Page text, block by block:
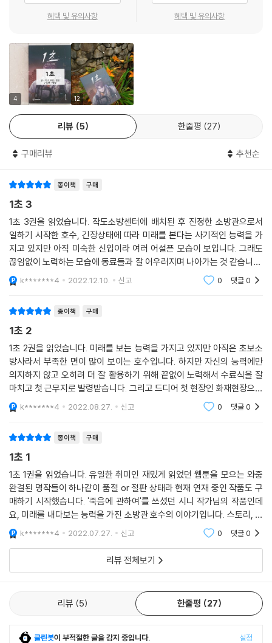
혜택 및 유의사항 혜택 및 유의사항
4 12
리뷰 5 한줄평 27
구매리뷰 추천순
종이책 구매
1초 3
1초 3권을 읽었습니다. 작도소방센터에 배치된 후 진정한 소방관으로서
일하기 시작한 호수, 긴장상태에 따라 미래를 본다는 사기적인 능력을 가
지고 있지만 아직 미숙한 신입이라 여러 어설픈 모습이 보입니다. 그래도
끊임없이 노력하는 모습에 동료들과 잘 어우러지며 나아가는 것 같습니다.
생사를 가르는 화재현장, 구조현장에서 활약하는 모습이 잘 전달되어 좋았
습니다.
k*******4 2022.12.10. 신고 0 댓글0
종이책 구매
1초 2
1초 2권을 읽었습니다. 미래를 보는 능력을 가지고 있지만 아직은 초보소
방사라서 부족한 면이 많이 보이는 호수입니다. 하지만 자신의 능력에만
의지하지 않고 오히려 더 잘 활용하기 위해 끝없이 노력해서 수료식을 잘
마치고 첫 근무지로 발령받습니다. 그리고 드디어 첫 현장인 화재현장으로
돌입해 소방사로서 활동하기 시작합니다. 1초 2권, 재밌게 읽었습니다.
k*******4 2022.08.27. 신고 0 댓글0
종이책 구매
1초 1
1초 1권을 읽었습니다. 유일한 취미인 재밌게 읽었던 웹툰을 모으는 와중
완결된 명작들이 하나같이 품절 or 절판 상태라 현재 연재 중인 작품도 구
매하기 시작했습니다. '죽음에 관하여'를 쓰셨던 시니 작가님의 작품인데
요, 미래를 내다보는 능력을 가진 소방관 호수의 이야기입니다. 스토리, 연
출, 작화 어느 하나 빠질 것 없이 좋아서 소방관이라는 직업과 생명의 무게
에 대해 다시
k*******4 2022.07.27. 신고 0 댓글0
리뷰 전체보기
리뷰 5 한줄평 27
클린봇이 부적절한 글을 감지 중입니다. 설정